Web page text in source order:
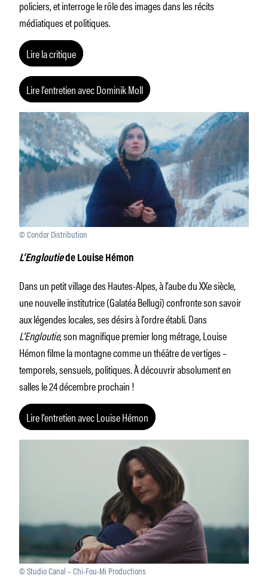
policiers, et interroge le rôle des images dans les récits
médiatiques et politiques.
Lire la critique
Lire l’entretien avec Dominik Moll
© Condor Distribution
L’Engloutiede Louise Hémon
Dans un petit village des Hautes-Alpes, à l’aube du XXe siècle,
une nouvelle institutrice (Galatéa Bellugi) confronte son savoir
aux légendes locales, ses désirs à l’ordre établi. Dans
L’Engloutie, son magnifique premier long métrage, Louise
Hémon filme la montagne comme un théâtre de vertiges –
temporels, sensuels, politiques. À découvrir absolument en
salles le 24 décembre prochain !
Lire l’entretien avec Louise Hémon
© Studio Canal – Chi-Fou-Mi Productions